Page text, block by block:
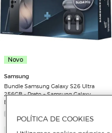
Novo
Samsung
Bundle Samsung Galaxy S26 Ultra
256GB - Preto + Samsung Galaxy
Buds4 Pro - Preto
POLÍTICA DE COOKIES